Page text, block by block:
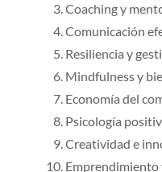
Coaching y
Comunicación
Resiliencia y
Mindfulness y
Economía del
Psicología
Creatividad e
Emprendimiento